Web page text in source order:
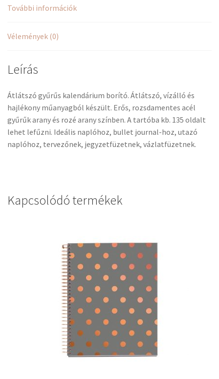
További információk
Vélemények (0)
Leírás
Átlátszó gyűrűs kalendárium borító. Átlátszó, vízálló és
hajlékony műanyagból készült. Erős, rozsdamentes acél
gyűrűk arany és rozé arany színben. A tartóba kb. 135 oldalt
lehet lefűzni. Ideális naplóhoz, bullet journal-hoz, utazó
naplóhoz, tervezőnek, jegyzetfüzetnek, vázlatfüzetnek.
Kapcsolódó termékek